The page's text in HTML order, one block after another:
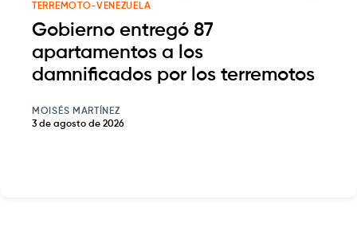
TERREMOTO-VENEZUELA
Gobierno entregó 87
apartamentos a los
damnificados por los terremotos
MOISÉS MARTÍNEZ
3 de agosto de 2026